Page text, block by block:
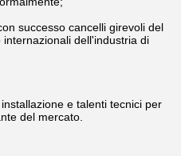
successo cancelli girevoli del
dell'industria di
e talenti tecnici per
del mercato.